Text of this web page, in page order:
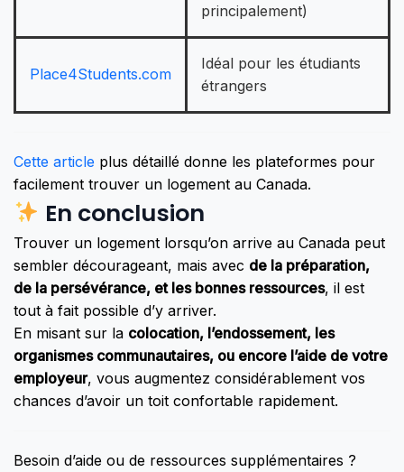
principalement)
Place4Students.com
Idéal pour les étudiants
étrangers
Cette article plus détaillé donne les plateformes pour
facilement trouver un logement au Canada.
En conclusion
Trouver un logement lorsqu’on arrive au Canada peut
sembler décourageant, mais avec de la préparation,
de la persévérance, et les bonnes ressources, il est
tout à fait possible d’y arriver.
En misant sur la colocation, l’endossement, les
organismes communautaires, ou encore l’aide de votre
employeur, vous augmentez considérablement vos
chances d’avoir un toit confortable rapidement.
Besoin d’aide ou de ressources supplémentaires ?